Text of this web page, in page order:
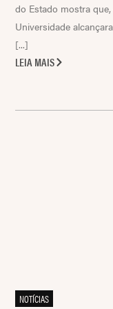
do Estado mostra
Universidade
[...]
LEIA MAIS
NOTÍCIAS